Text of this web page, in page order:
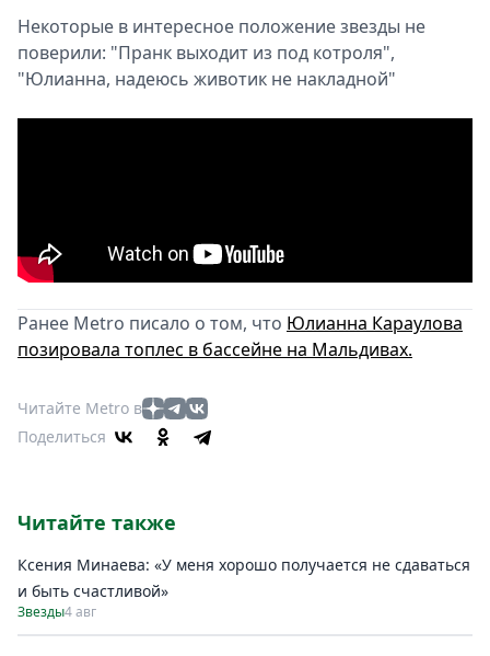
Некоторые в интересное положение звезды не
поверили: "Пранк выходит из под котроля",
"Юлианна, надеюсь животик не накладной"
Ранее Metro писало о том, что Юлианна Караулова
позировала топлес в бассейне на Мальдивах.
Читайте Metro в
Поделиться
Читайте также
Ксения Минаева: «У меня хорошо получается не сдаваться
и быть счастливой»
Звезды4 авг